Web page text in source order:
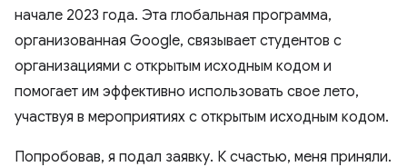
начале 2023 года. Эта глобальная программа,
организованная Google, связывает студентов с
организациями с открытым исходным кодом и
помогает им эффективно использовать свое лето,
участвуя в мероприятиях с открытым исходным кодом.
Попробовав, я подал заявку. К счастью, меня приняли.